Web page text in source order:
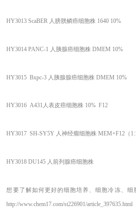
HY3013ScaBER 人膀胱鳞癌细胞株 1640 10%
HY3014PANC-1 人胰腺癌细胞株 DMEM 10%
HY3015Bxpc-3 人胰腺腺癌细胞株 DMEM 10%
HY3016A431人表皮癌细胞株 10% F12
HY3017SH-SY5Y 人神经瘤细胞株 MEM+F12（
HY3018DU145 人前列腺癌细胞株
想要了解如何更好的细胞培养、细胞冷冻、细
http://www.chem17.com/st226901/article_397635.html